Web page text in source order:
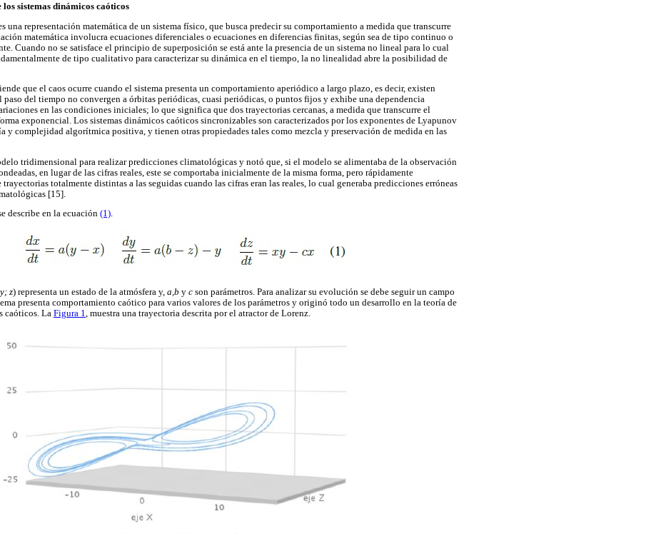
los sistemas dinámicos caóticos
una representación matemática de un sistema físico, que busca predecir su comportamiento a medida que transcurre
matemática involucra ecuaciones diferenciales o ecuaciones en diferencias finitas, según sea de tipo continuo o
Cuando no se satisface el principio de superposición se está ante la presencia de un sistema no lineal para lo cual
de tipo cualitativo para caracterizar su dinámica en el tiempo, la no linealidad abre la posibilidad de
que el caos ocurre cuando el sistema presenta un comportamiento aperiódico a largo plazo, es decir, existen
paso del tiempo no convergen a órbitas periódicas, cuasi periódicas, o puntos fijos y exhibe una dependencia
en las condiciones iniciales; lo que significa que dos trayectorias cercanas, a medida que transcurre el
exponencial. Los sistemas dinámicos caóticos sincronizables son caracterizados por los exponentes de Lyapunov
y complejidad algorítmica positiva, y tienen otras propiedades tales como mezcla y preservación de medida en las
tridimensional para realizar predicciones climatológicas y notó que, si el modelo se alimentaba de la observación
en lugar de las cifras reales, este se comportaba inicialmente de la misma forma, pero rápidamente
trayectorias totalmente distintas a las seguidas cuando las cifras eran las reales, lo cual generaba predicciones erróneas
[15].
describe en la ecuación (1).
z) representa un estado de la atmósfera y, a,b y c son parámetros. Para analizar su evolución se debe seguir un campo
presenta comportamiento caótico para varios valores de los parámetros y originó todo un desarrollo en la teoría de
caóticos. La Figura 1 , muestra una trayectoria descrita por el atractor de Lorenz.